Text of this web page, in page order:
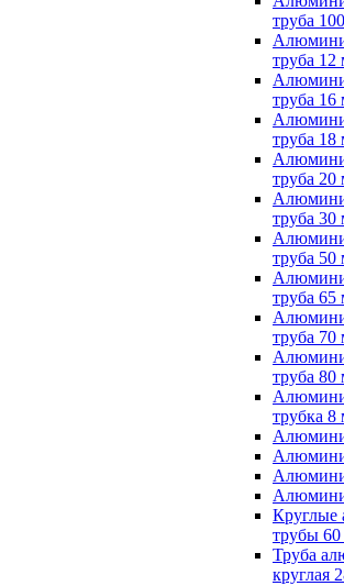
труба
труба 12
труба 16
труба 18
труба 20
труба 30
труба 50
труба 65
труба 70
труба 80
трубка 8
Круглые
трубы
Труба
круглая